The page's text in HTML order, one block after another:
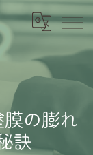
の膨れ
訣